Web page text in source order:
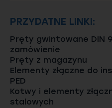
PRZYDATNE LINKI:
Pręty gwintowane DIN
zamówienie
Pręty z magazynu
Elementy złączne do
PED
Kotwy i elementy
stalowych